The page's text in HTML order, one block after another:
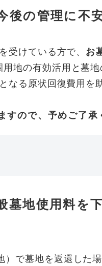
後の管理に不
受けている方で、 お
用地の有効活用と墓
なる原状回復費用を
ので、予めご了承
墓地使用料を
で墓地を返還した